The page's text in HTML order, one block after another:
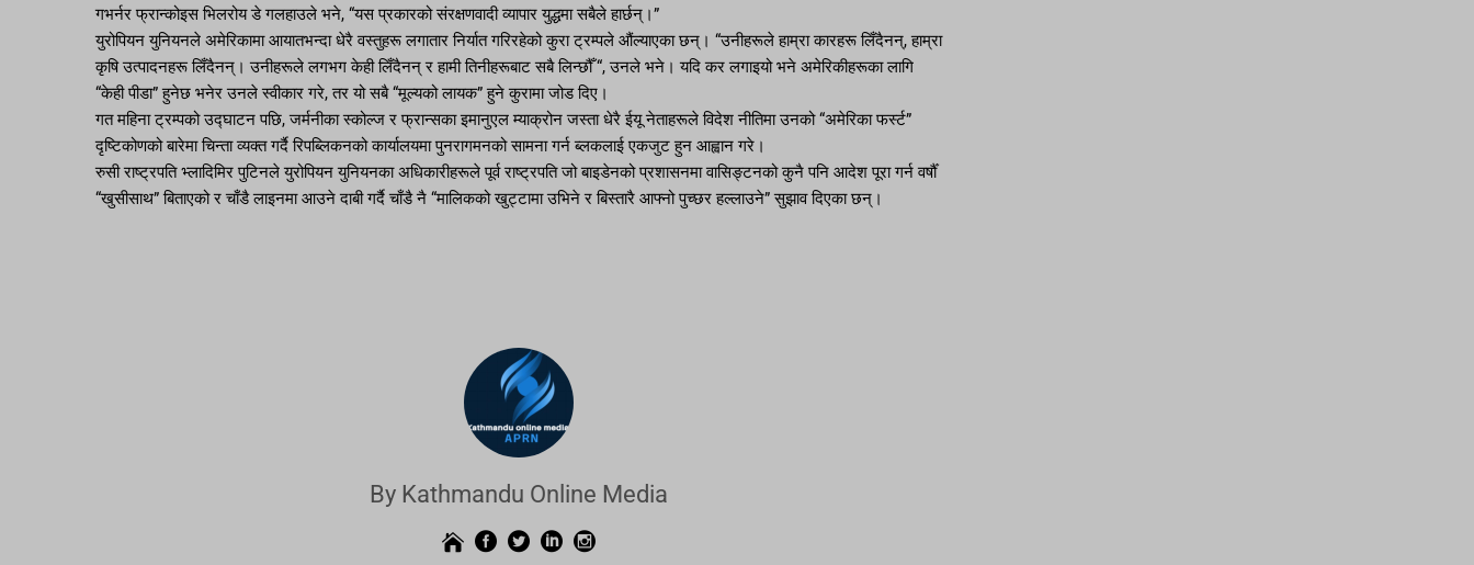
गभर्नर फ्रान्कोइस भिलरोय डे गलहाउले भने, “यस प्रकारको संरक्षणवादी व्यापार युद्धमा सबैले हार्छन्।”
युरोपियन युनियनले अमेरिकामा आयातभन्दा धेरै वस्तुहरू लगातार निर्यात गरिरहेको कुरा ट्रम्पले औंल्याएका छन्। “उनीहरूले हाम्रा कारहरू लिँदैनन्, हाम्रा
कृषि उत्पादनहरू लिँदैनन्। उनीहरूले लगभग केही लिँदैनन् र हामी तिनीहरूबाट सबै लिन्छौँ “, उनले भने। यदि कर लगाइयो भने अमेरिकीहरूका लागि
“केही पीडा” हुनेछ भनेर उनले स्वीकार गरे, तर यो सबै “मूल्यको लायक” हुने कुरामा जोड दिए।
गत महिना ट्रम्पको उद्घाटन पछि, जर्मनीका स्कोल्ज र फ्रान्सका इमानुएल म्याक्रोन जस्ता धेरै ईयू नेताहरूले विदेश नीतिमा उनको “अमेरिका फर्स्ट”
दृष्टिकोणको बारेमा चिन्ता व्यक्त गर्दै रिपब्लिकनको कार्यालयमा पुनरागमनको सामना गर्न ब्लकलाई एकजुट हुन आह्वान गरे।
रुसी राष्ट्रपति भ्लादिमिर पुटिनले युरोपियन युनियनका अधिकारीहरूले पूर्व राष्ट्रपति जो बाइडेनको प्रशासनमा वासिङ्टनको कुनै पनि आदेश पूरा गर्न वर्षौँ
“खुसीसाथ” बिताएको र चाँडै लाइनमा आउने दाबी गर्दै चाँडै नै “मालिकको खुट्टामा उभिने र बिस्तारै आफ्नो पुच्छर हल्लाउने” सुझाव दिएका छन्।
By Kathmandu Online Media